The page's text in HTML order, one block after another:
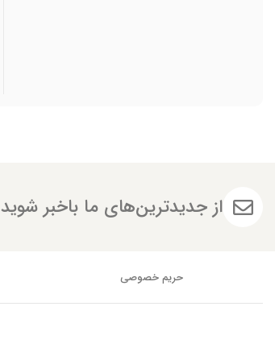
از جدیدترین‌های ما باخبر شوید
حریم خصوصی